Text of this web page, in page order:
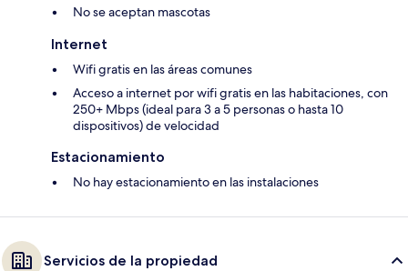
No se aceptan mascotas
Internet
Wifi gratis en las áreas comunes
Acceso a internet por wifi gratis en las habitaciones, con
250+ Mbps (ideal para 3 a 5 personas o hasta 10
dispositivos) de velocidad
Estacionamiento
No hay estacionamiento en las instalaciones
Servicios de la propiedad